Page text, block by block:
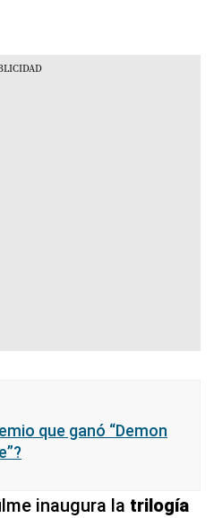
que ganó “Demon
inaugura la trilogía